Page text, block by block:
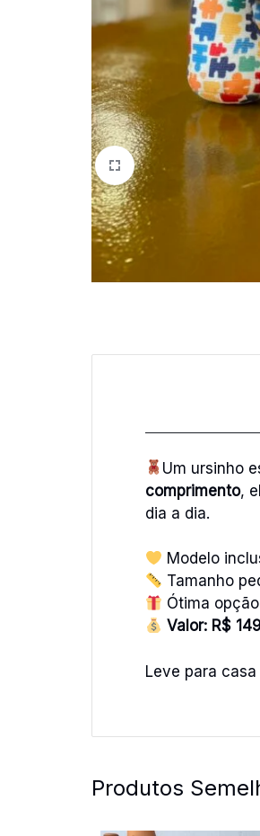
Um ursinho
comprimento,
dia a dia.
Modelo
Tamanho
Ótima
Valor: R$
Leve para
Produtos